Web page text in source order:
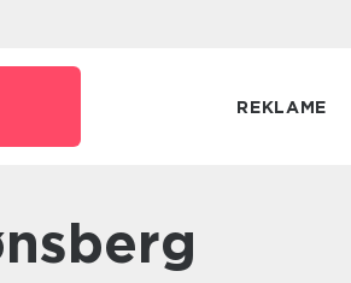
REKLAME